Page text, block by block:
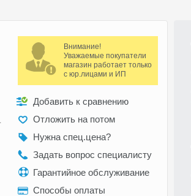
Внимание!
Уважаемые покупатели
магазин работает только
с юр.лицами и ИП
Добавить к сравнению
Отложить на потом
Нужна спец.цена?
Задать вопрос специалисту
Гарантийное обслуживание
Способы оплаты